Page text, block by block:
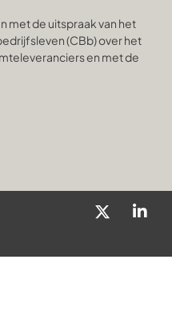
met de uitspraak van het
(CBb) over het
en met de